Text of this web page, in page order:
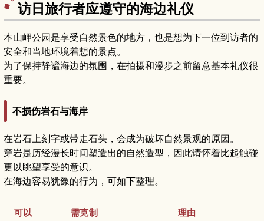
访日旅行者应遵守的海边礼仪
本山岬公园是享受自然景色的地方，也是想为下一位到访者的
安全和当地环境着想的景点。
为了保持静谧海边的氛围，在拍摄和漫步之前留意基本礼仪很
重要。
不损伤岩石与海岸
在岩石上刻字或带走石头，会成为破坏自然景观的原因。
穿岩是历经漫长时间塑造出的自然造型，因此请怀着比起触碰
更以眺望享受的意识。
在海边容易犹豫的行为，可如下整理。
可以 需克制 理由